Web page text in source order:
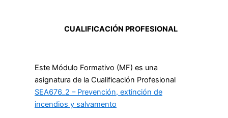
CUALIFICACIÓN PROFESIONAL
Este Módulo Formativo (MF) es una
asignatura de la Cualificación Profesional
SEA676_2 – Prevención, extinción de
incendios y salvamento